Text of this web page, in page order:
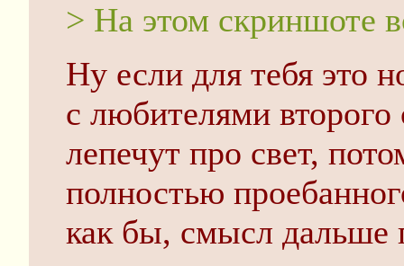
> На этом скриншоте
Ну если для тебя это
с любителями второго
лепечут про свет,
полностью
как бы, смысл дальше